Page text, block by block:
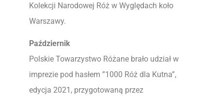
Kolekcji Narodowej Róż w Wyględach koło
Warszawy.
Październik
Polskie Towarzystwo Różane brało udział w
imprezie pod hasłem ”1000 Róż dla Kutna”,
edycja 2021, przygotowaną przez